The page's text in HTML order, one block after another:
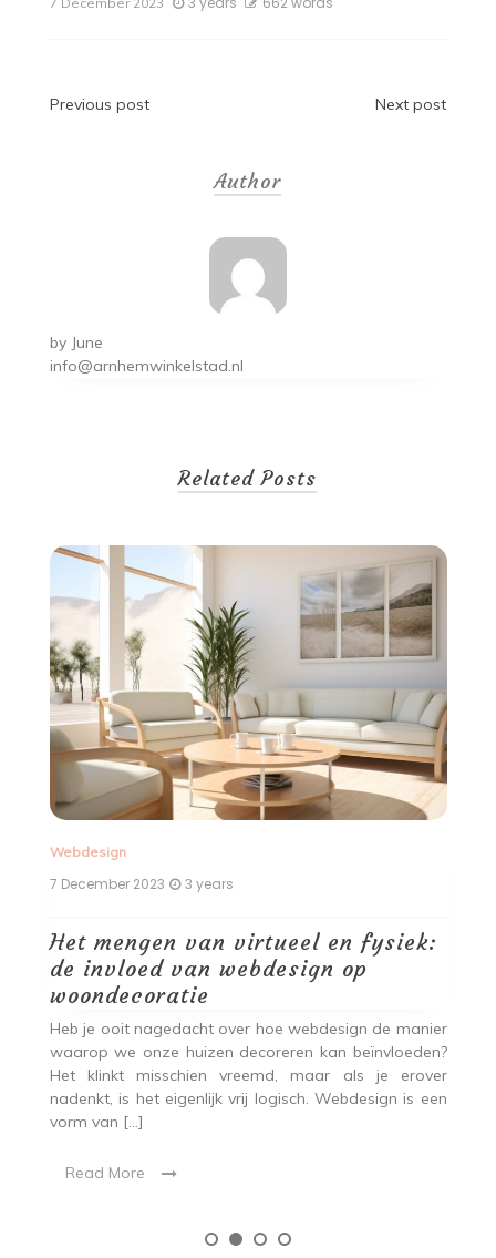
Post
Previous post Next post
Author
by June
info@arnhemwinkelstad.nl
Related Posts
3 years
van virtueel en fysiek:
van webdesign op
nagedacht over hoe webdesign de manier
onze huizen decoreren kan beïnvloeden?
misschien vreemd, maar als je erover
het eigenlijk vrij logisch. Webdesign is een
De kruising
webdesign
catwalks,
collecties. Maar
kleding die we
van ons leven, […]